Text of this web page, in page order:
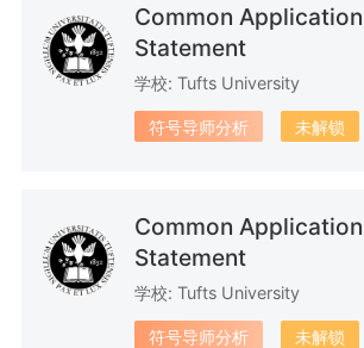
22篇文书 30篇文书
7篇文书 27篇文书
Common
Statement
学校: Tufts University
符号导师分析 未解锁
Common
Statement
学校: Tufts University
符号导师分析 未解锁